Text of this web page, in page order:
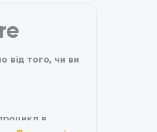
від того, чи ви
в